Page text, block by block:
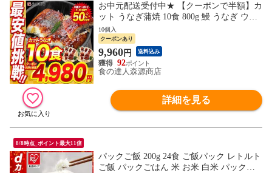
お中元配送受付中★ 【クーポンで半額】カ
ット うなぎ蒲焼 10食 800g 鰻 うなぎ ウナ
ギ かばやき 鰻蒲焼 ひつまぶし うな重 土
用丑の日 送料無料 冷凍 ギフト お取り寄せ
グルメ 食品 土用丑
10個入
クーポンあり
9,960円 送料込み
92
食の達人森源商店
詳細を見る
8/8時点_ポイント最大11倍
パックご飯 200g 24食 ご飯パック レトルト
ご飯 パックごはん 米 お米 白米 パック米